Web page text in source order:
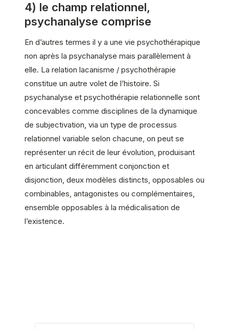
4) le champ relationnel,
psychanalyse comprise
En d’autres termes il y a une vie psychothérapique
non après la psychanalyse mais parallèlement à
elle. La relation lacanisme / psychothérapie
constitue un autre volet de l’histoire. Si
psychanalyse et psychothérapie relationnelle sont
concevables comme disciplines de la dynamique
de subjectivation, via un type de processus
relationnel variable selon chacune, on peut se
représenter un récit de leur évolution, produisant
en articulant différemment conjonction et
disjonction, deux modèles distincts, opposables ou
combinables, antagonistes ou complémentaires,
ensemble opposables à la médicalisation de
l’existence.